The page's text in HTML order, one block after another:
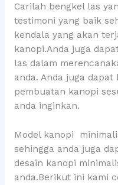
Carilah bengkel las
testimoni yang baik
kendala yang akan
kanopi.Anda juga
las dalam
anda. Anda juga
pembuatan kanopi
anda inginkan.
Model kanopi
sehingga anda juga
desain kanopi
anda.Berikut ini kami